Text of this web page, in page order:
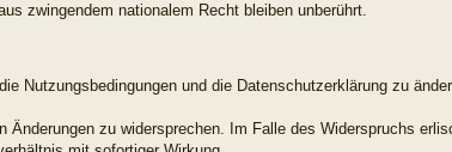
zwingendem nationalem Recht bleiben unberührt.
Nutzungsbedingungen und die Datenschutzerklärung zu
Änderungen zu widersprechen. Im Falle des Widerspruchs